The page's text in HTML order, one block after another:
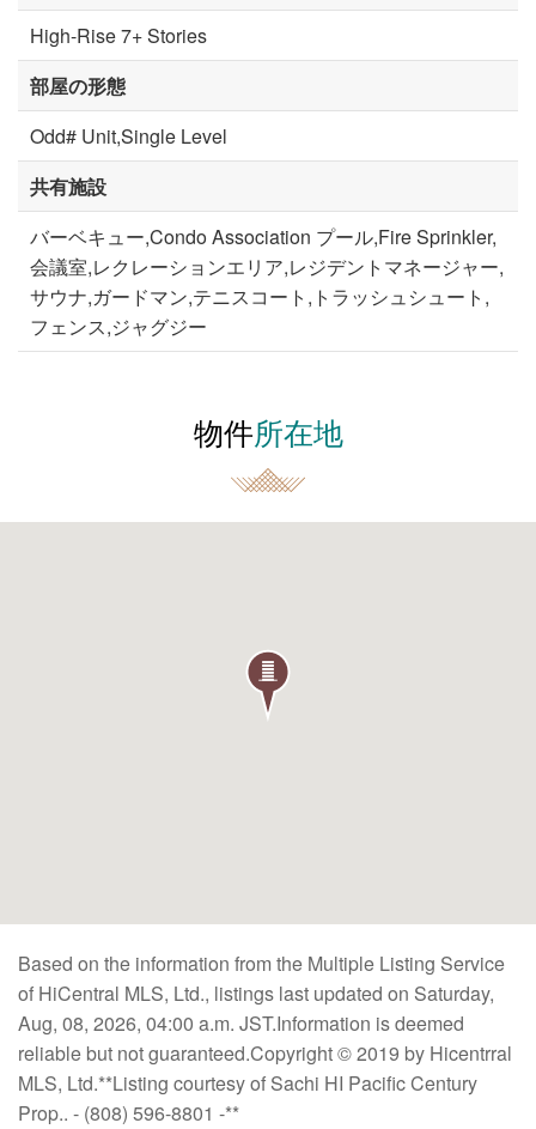
High-Rise 7+ Stories
部屋の形態
Odd# Unit,Single Level
共有施設
バーベキュー,Condo Association プール,Fire Sprinkler,
会議室,レクレーションエリア,レジデントマネージャー,
サウナ,ガードマン,テニスコート,トラッシュシュート,
フェンス,ジャグジー
物件所在地
Based on the information from the Multiple Listing Service
of HiCentral MLS, Ltd., listings last updated on Saturday,
Aug, 08, 2026, 04:00 a.m. JST.Information is deemed
reliable but not guaranteed.Copyright © 2019 by Hicentrral
MLS, Ltd.**Listing courtesy of Sachi HI Pacific Century
Prop.. - (808) 596-8801 -**